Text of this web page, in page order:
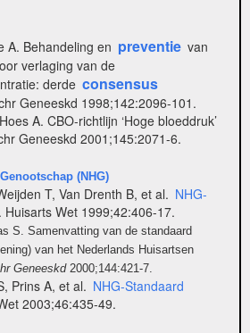
A. Behandeling en preventie van
verlaging van de
derde consensus
Geneeskd 1998;142:2096-101.
A. CBO-richtlijn ‘Hoge bloeddruk’
Geneeskd 2001;145:2071-6.
(NHG)
T, Van Drenth B, et al. NHG-
. Huisarts Wet 1999;42:406-17.
S. Samenvatting van de standaard
van het Nederlands Huisartsen
Geneeskd 2000;144:421-7.
Prins A, et al. NHG-Standaard
2003;46:435-49.